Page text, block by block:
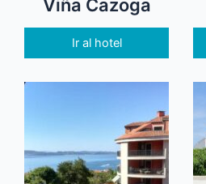
Viña Cazoga
Ir al hotel